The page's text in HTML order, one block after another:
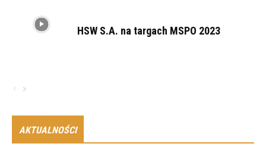
HSW S.A. na targach MSPO 2023
AKTUALNOŚCI